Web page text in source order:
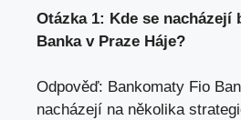
Otázka 1: Kde se ‍nacházejí
Banka ‍v Praze Háje?
Odpověď: Bankomaty Fio
nacházejí​ na několika